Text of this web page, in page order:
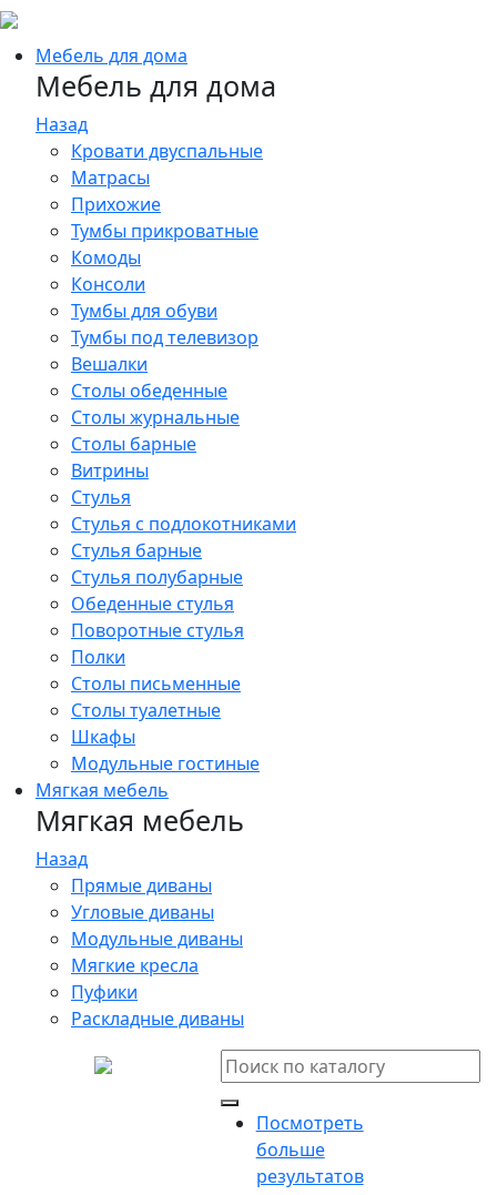
Мебель для дома
Мебель для дома
Назад
Кровати двуспальные
Матрасы
Прихожие
Тумбы прикроватные
Комоды
Консоли
Тумбы для обуви
Тумбы под телевизор
Вешалки
Столы обеденные
Столы журнальные
Столы барные
Витрины
Стулья
Стулья с подлокотниками
Стулья барные
Стулья полубарные
Обеденные стулья
Поворотные стулья
Полки
Столы письменные
Столы туалетные
Шкафы
Модульные гостиные
Мягкая мебель
Мягкая мебель
Назад
Прямые диваны
Угловые диваны
Модульные диваны
Мягкие кресла
Пуфики
Раскладные диваны
Посмотреть
больше
результатов